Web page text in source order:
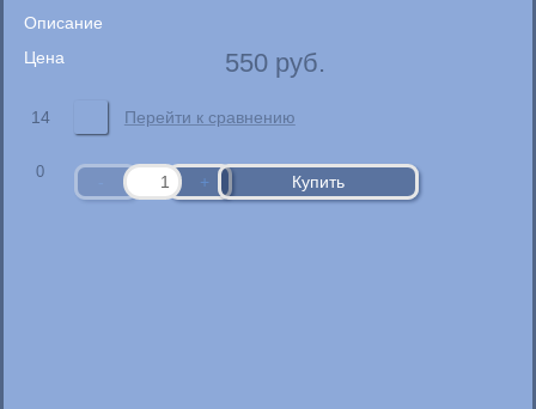
Описание
Цена
550руб.
14 Перейти к сравнению
0